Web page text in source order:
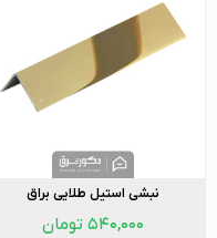
نبشی استیل طلایی براق
۵۴۰,۰۰۰ تومان